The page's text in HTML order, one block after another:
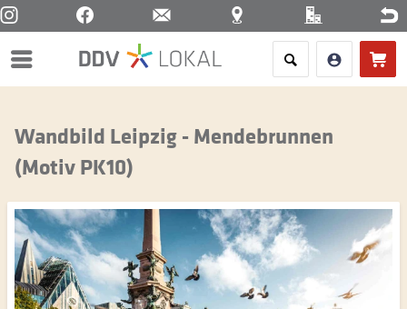
Menü
Wandbild Leipzig - Mendebrunnen
(Motiv PK10)